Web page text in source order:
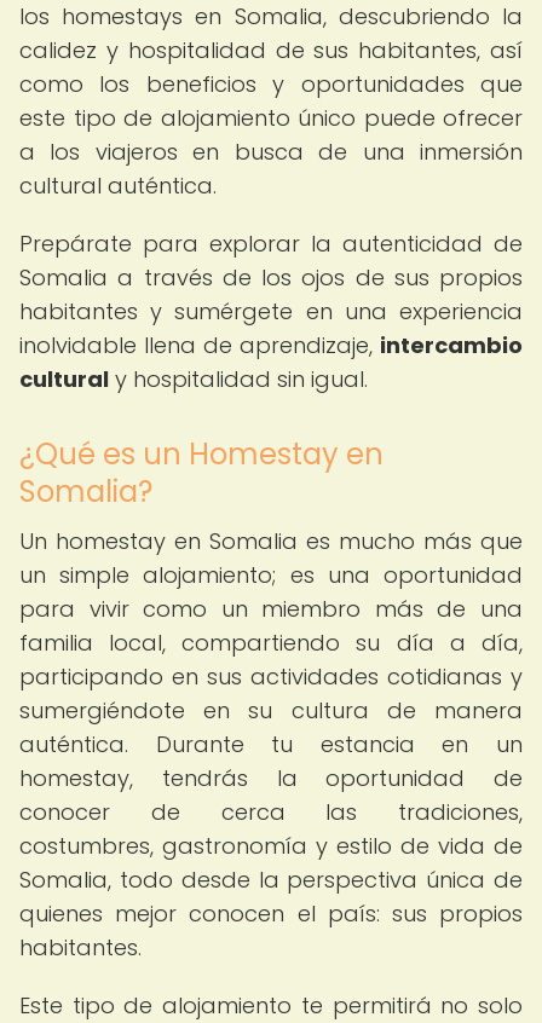
los homestays en Somalia, descubriendo la
calidez y hospitalidad de sus habitantes, así
como los beneficios y oportunidades que
este tipo de alojamiento único puede ofrecer
a los viajeros en busca de una inmersión
cultural auténtica.
Prepárate para explorar la autenticidad de
Somalia a través de los ojos de sus propios
habitantes y sumérgete en una experiencia
inolvidable llena de aprendizaje, intercambio
cultural y hospitalidad sin igual.
¿Qué es un Homestay en
Somalia?
Un homestay en Somalia es mucho más que
un simple alojamiento; es una oportunidad
para vivir como un miembro más de una
familia local, compartiendo su día a día,
participando en sus actividades cotidianas y
sumergiéndote en su cultura de manera
auténtica. Durante tu estancia en un
homestay, tendrás la oportunidad de
conocer de cerca las tradiciones,
costumbres, gastronomía y estilo de vida de
Somalia, todo desde la perspectiva única de
quienes mejor conocen el país: sus propios
habitantes.
Este tipo de alojamiento te permitirá no solo